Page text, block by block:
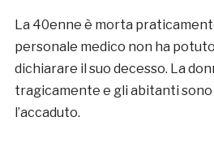
La 40enne è morta
personale medico non ha
dichiarare il suo decesso. La
tragicamente e gli abitanti
l’accaduto.